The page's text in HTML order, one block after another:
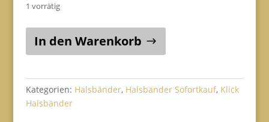
1 vorrätig
Klickhalsband
Gr.
rot/beige/schwarz
/
In den Warenkorb
Kategorien: Halsbänder, Halsbänder Sofortkauf, Klick
Halsbänder